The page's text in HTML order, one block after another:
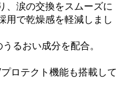
、涙の交換をスムーズに
用で乾燥感を軽減しまし
るおい成分を配合。
ロテクト機能も搭載して